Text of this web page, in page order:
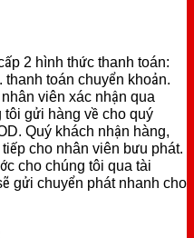
2 hình thức thanh toán:
thanh toán chuyển khoản.
viên xác nhận qua
tôi gửi hàng về cho quý
Quý khách nhận hàng,
cho nhân viên bưu phát.
cho chúng tôi qua tài
gửi chuyển phát nhanh cho